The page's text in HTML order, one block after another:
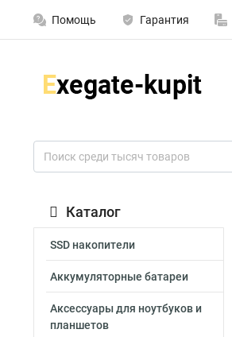
Помощь Гарантия
Каталог
SSD накопители
Аккумуляторные батареи
Аксессуары для ноутбуков и
планшетов